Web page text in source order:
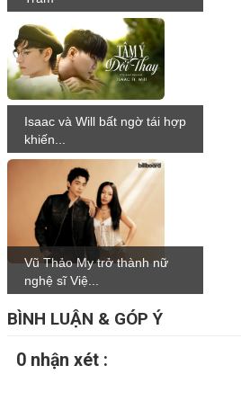
Isaac và Will bất ngờ tái hợp
khiến...
Vũ Thảo My trở thành nữ
nghệ sĩ Việ...
BÌNH LUẬN & GÓP Ý
0 nhận xét :